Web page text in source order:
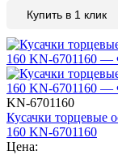
Купить в 1 клик
KN-6701160
Кусачки торцевые
160 KN-6701160
Цена: